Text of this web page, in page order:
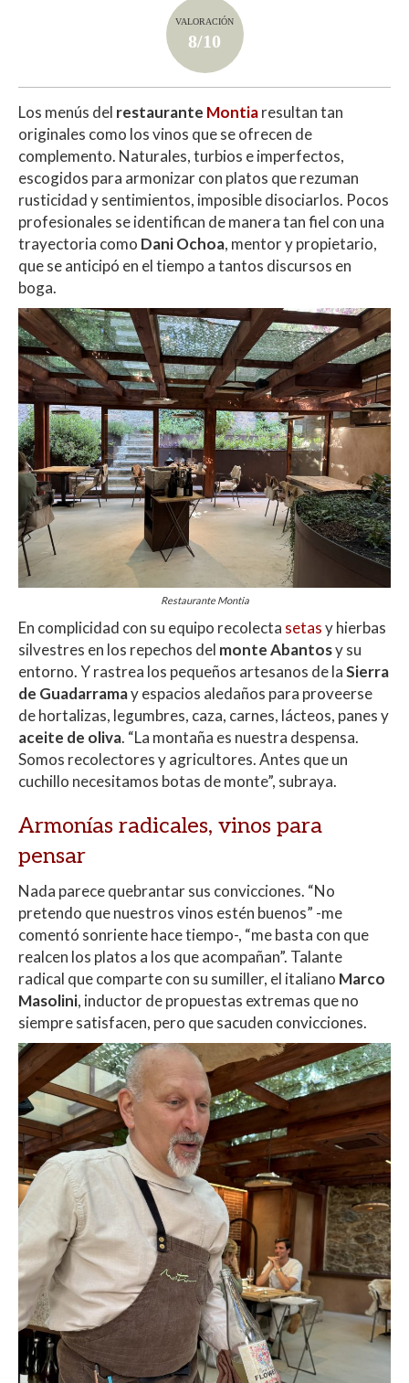
VALORACIÓN
8/10
Los menús del restaurante Montiaresultan tan
originales como los vinos que se ofrecen de
complemento. Naturales, turbios e imperfectos,
escogidos para armonizar con platos que rezuman
rusticidad y sentimientos, imposible disociarlos. Pocos
profesionales se identifican de manera tan fiel con una
trayectoria como Dani Ochoa, mentor y propietario,
que se anticipó en el tiempo a tantos discursos en
boga.
Restaurante Montia
En complicidad con su equipo recolecta setasy hierbas
silvestres en los repechos del monte Abantosy su
entorno. Y rastrea los pequeños artesanos de laSierra
de Guadarramay espacios aledaños para proveerse
de hortalizas, legumbres, caza, carnes, lácteos, panes y
aceite de oliva. “La montaña es nuestra despensa.
Somos recolectores y agricultores. Antes que un
cuchillo necesitamos botas de monte”, subraya.
Armonías radicales, vinos para
pensar
Nada parece quebrantar sus convicciones. “No
pretendo que nuestros vinos estén buenos” -me
comentó sonriente hace tiempo-, “me basta con que
realcen los platos a los que acompañan”. Talante
radical que comparte con su sumiller, el italiano Marco
Masolini, inductor de propuestas extremas que no
siempre satisfacen, pero que sacuden convicciones.